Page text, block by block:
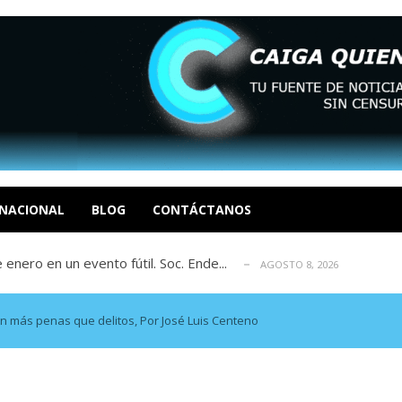
BLOG CONTÁCTANOS
R AGOSTO 8, 2026
Realpolitik y el Desmante... AGOSTO 8, 2026
García AGOSTO 7, 2026
en un evento fútil. Soc. Ende...
Luis Centeno S AGOSTO 8, 2026
R AGOSTO 8, 2026
Realpolitik y el Desmante... AGOSTO 8, 2026
García AGOSTO 7, 2026
más penas que delitos, Por José Luis Centeno